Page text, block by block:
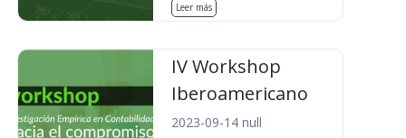
Leer más
IV Workshop
Iberoamericano
2023-09-14 null